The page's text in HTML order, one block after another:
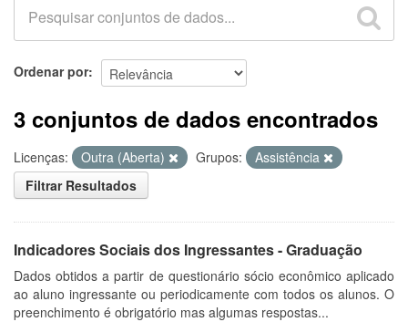
Grupos
Ordenar por
3 conjuntos de dados encontrados
Licenças: Outra (Aberta) Grupos:
Assistência
Filtrar Resultados
Indicadores Sociais dos Ingressantes - Graduação
Dados obtidos a partir de questionário sócio econômico aplicado
ao aluno ingressante ou periodicamente com todos os alunos. O
preenchimento é obrigatório mas algumas respostas...